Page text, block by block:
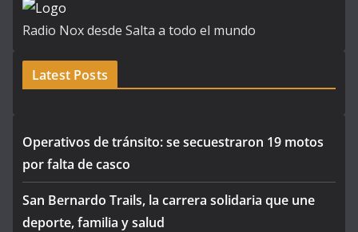
Radio Nox desde Salta a todo el mundo
Latest Posts
Operativos de tránsito: se secuestraron 19 motos
por falta de casco
San Bernardo Trails, la carrera solidaria que une
deporte, familia y salud